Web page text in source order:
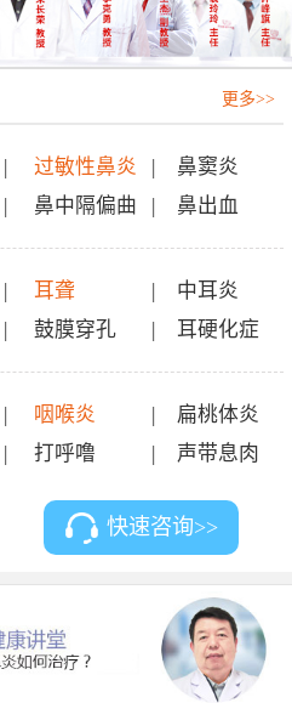
更多>>
| 过敏性鼻炎 |
鼻窦炎
| 鼻中隔偏曲 | 鼻出血
| 耳聋 |
中耳炎
| 鼓膜穿孔 | 耳硬化症
| 咽喉炎 |
扁桃体炎
打呼噜 声带息肉
快速咨询>>